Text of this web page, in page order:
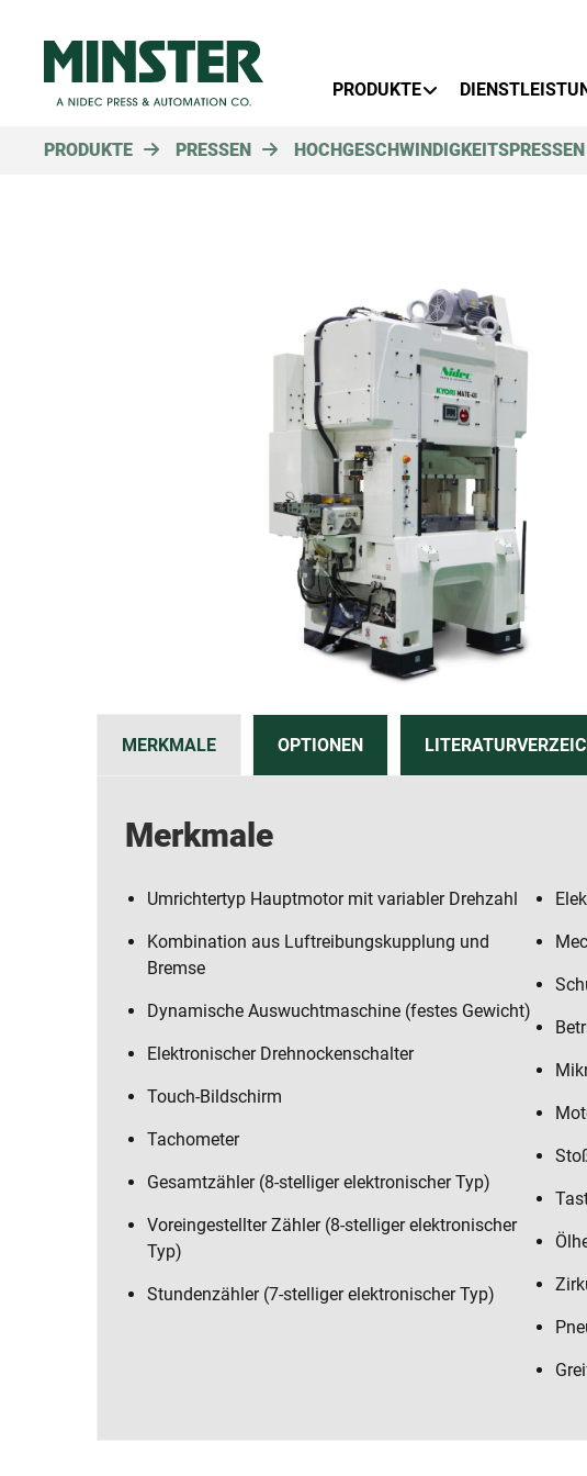
PRODUKTE
PRODUKTE PRESSEN
MERKMALE OPTIONEN
Merkmale
Umrichtertyp Hauptmotor mit variabler Drehzahl
Kombination aus Luftreibungskupplung und
Bremse
Dynamische Auswuchtmaschine (festes Gewicht)
Elektronischer Drehnockenschalter
Touch-Bildschirm
Tachometer
Gesamtzähler (8-stelliger elektronischer Typ)
Voreingestellter Zähler (8-stelliger elektronischer
Typ)
Stundenzähler (7-stelliger elektronischer Typ)